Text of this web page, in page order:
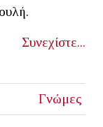
Συνεχίστε...
Γνώμες